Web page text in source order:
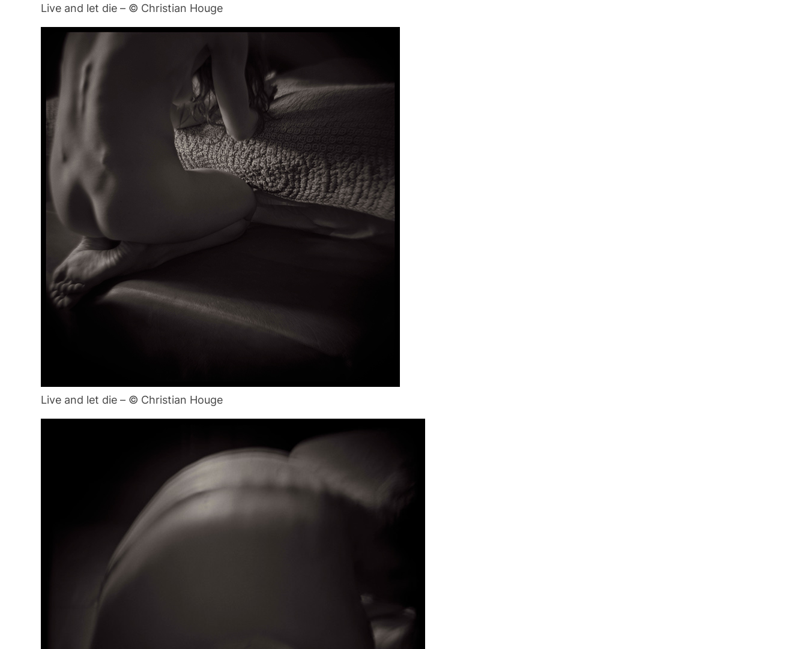
Live and let die – © Christian Houge
Live and let die – © Christian Houge